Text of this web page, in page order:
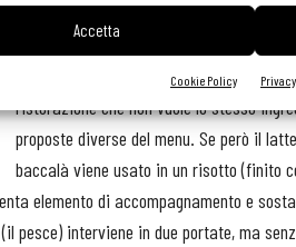
Accetta
Cookie Policy
è solo una filosofia, ma un modo di
Evasioni. Una materia prima, per
piatti e questo senza contravvenire alla
ristorazione che non vuole lo stesso
proposte diverse del menu. Se però il
baccalà viene usato in un risotto (finito
elemento di accompagnamento e
pesce) interviene in due portate, ma